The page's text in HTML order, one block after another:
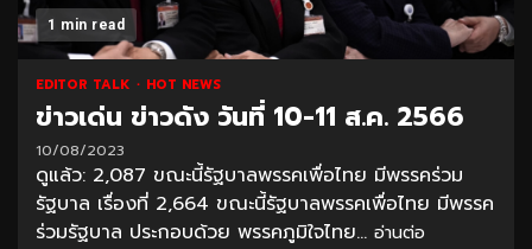
1 min read
EDITOR TALK HOT NEWS
ข่าวเด่น ข่าวดัง วันที่ 10-11 ส.ค. 2566
10/08/2023
ดูแล้ว: 2,087 ขณะนี้รัฐบาลพรรคเพื่อไทย มีพรรคร่วม
รัฐบาล เรื่องที่ 2,664 ขณะนี้รัฐบาลพรรคเพื่อไทย มีพรรค
ร่วมรัฐบาล ประกอบด้วย พรรคภูมิใจไทย... อ่านต่อ